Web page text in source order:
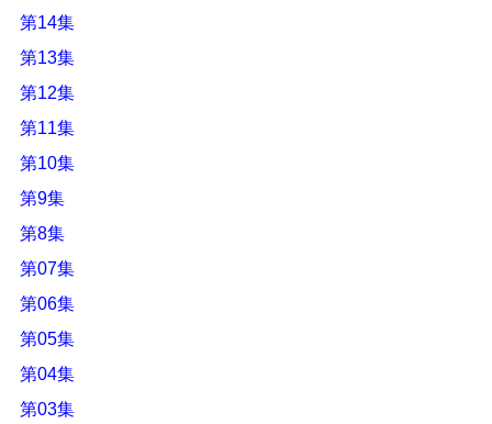
第14集
第13集
第12集
第11集
第10集
第9集
第8集
第07集
第06集
第05集
第04集
第03集